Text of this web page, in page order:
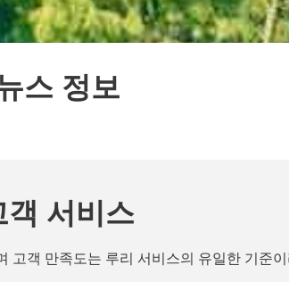
스 정보
객 서비스
고객 만족도는 루리 서비스의 유일한 기준